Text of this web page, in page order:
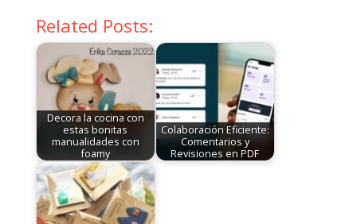
Related Posts:
Decora la cocina con
estas bonitas
manualidades con
foamy
Colaboración Eficiente:
Comentarios y
Revisiones en PDF